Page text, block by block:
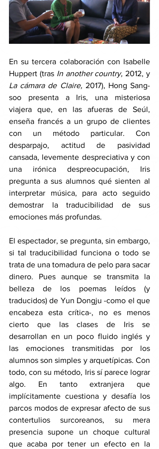
En su tercera colaboración con Isabelle
Huppert (tras In another country,
La cámara de Claire, 2017), Hong Sang-
soo presenta a Iris, una misteriosa
viajera que, en las afueras de Seúl,
enseña francés a un grupo de clientes
con un método particular. Con
desparpajo, actitud de pasividad
cansada, levemente despreciativa y con
una irónica despreocupación, Iris
pregunta a sus alumnos qué sienten al
interpretar música, para acto seguido
demostrar la traducibilidad de sus
emociones más profundas.
El espectador, se pregunta, sin embargo,
si tal traducibilidad funciona o todo se
trata de una tomadura de pelo para sacar
dinero. Pues aunque se transmita la
belleza de los poemas leídos (y
traducidos) de Yun Dongju -como el que
encabeza esta crítica-, no es menos
cierto que las clases de Iris se
desarrollan en un poco fluido inglés y
las emociones transmitidas por los
alumnos son simples y arquetípicas. Con
todo, con su método, Iris sí parece lograr
algo. En tanto extranjera que
implícitamente cuestiona y desafía los
parcos modos de expresar afecto de sus
contertulios surcoreanos, su mera
presencia supone un choque cultural
que acaba por tener un efecto en la